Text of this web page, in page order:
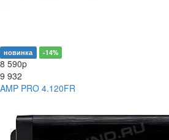
новинка -14%
8 590p
9 932
AMP PRO 4.120FR